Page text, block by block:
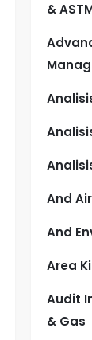
&
And
And
Area
Audit
& Gas